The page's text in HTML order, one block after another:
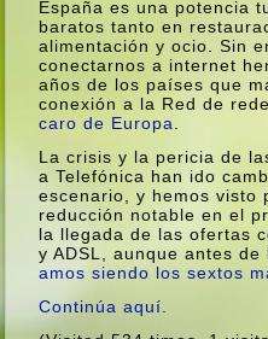
España es una potencia
baratos tanto en
alimentación y ocio. Sin
conectarnos a internet
años de los paí­ses que
conexión a la Red de
caro de Europa
La crisis y la pericia de
a Telefónica han ido
escenario, y hemos visto
reducción notable en el
la llegada de las ofertas
y ADSL, aunque antes
amos siendo los sextos
Continúa aquí­.